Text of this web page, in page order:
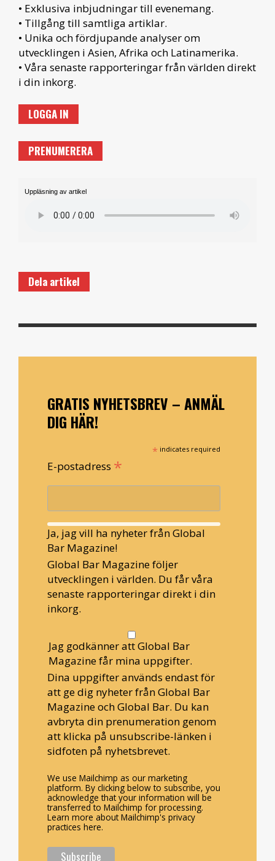
• Exklusiva inbjudningar till evenemang.
• Tillgång till samtliga artiklar.
• Unika och fördjupande analyser om
utvecklingen i Asien, Afrika och Latinamerika.
• Våra senaste rapporteringar från världen direkt
i din inkorg.
LOGGA IN
PRENUMERERA
Uppläsning av artikel
Dela artikel
GRATIS NYHETSBREV – ANMÄL
DIG HÄR!
* indicates required
E-postadress *
Ja, jag vill ha nyheter från Global
Bar Magazine!
Global Bar Magazine följer
utvecklingen i världen. Du får våra
senaste rapporteringar direkt i din
inkorg.
Jag godkänner att Global Bar
Magazine får mina uppgifter.
Dina uppgifter används endast för
att ge dig nyheter från Global Bar
Magazine och Global Bar. Du kan
avbryta din prenumeration genom
att klicka på unsubscribe-länken i
sidfoten på nyhetsbrevet.
We use Mailchimp as our marketing
platform. By clicking below to subscribe, you
acknowledge that your information will be
transferred to Mailchimp for processing.
Learn more about Mailchimp's privacy
practices here.